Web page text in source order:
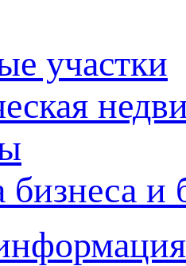
участки
и